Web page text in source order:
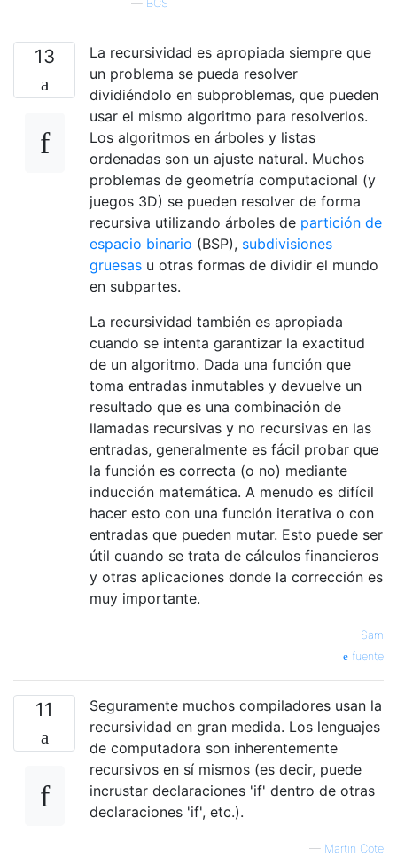
— BCS
13
La recursividad es apropiada siempre que
un problema se pueda resolver
dividiéndolo en subproblemas, que pueden
usar el mismo algoritmo para resolverlos.
Los algoritmos en árboles y listas
ordenadas son un ajuste natural. Muchos
problemas de geometría computacional (y
juegos 3D) se pueden resolver de forma
recursiva utilizando árboles de partición de
espacio binario (BSP), subdivisiones
gruesas u otras formas de dividir el mundo
en subpartes.
La recursividad también es apropiada
cuando se intenta garantizar la exactitud
de un algoritmo. Dada una función que
toma entradas inmutables y devuelve un
resultado que es una combinación de
llamadas recursivas y no recursivas en las
entradas, generalmente es fácil probar que
la función es correcta (o no) mediante
inducción matemática. A menudo es difícil
hacer esto con una función iterativa o con
entradas que pueden mutar. Esto puede ser
útil cuando se trata de cálculos financieros
y otras aplicaciones donde la corrección es
muy importante.
— Sam
fuente
11
Seguramente muchos compiladores usan la
recursividad en gran medida. Los lenguajes
de computadora son inherentemente
recursivos en sí mismos (es decir, puede
incrustar declaraciones 'if' dentro de otras
declaraciones 'if', etc.).
— Martin Cote